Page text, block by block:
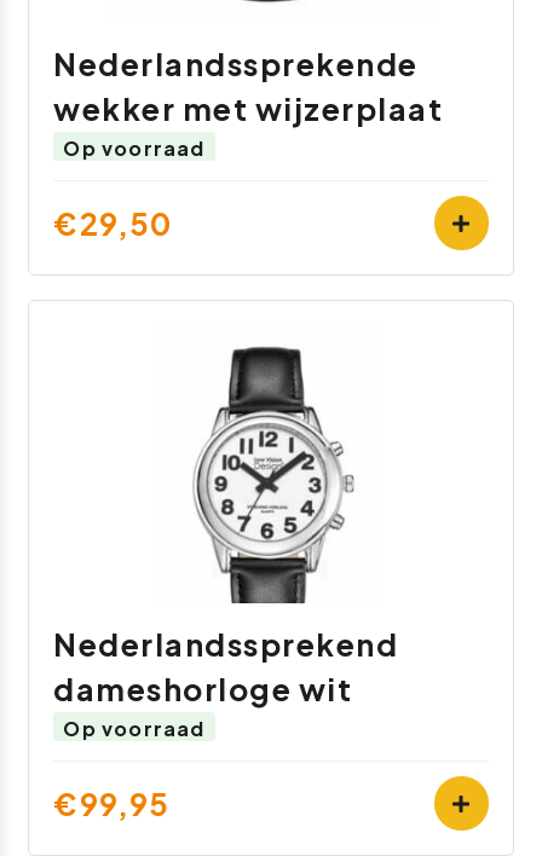
Nederlandssprekende
wekker met wijzerplaat
Op voorraad
€29,50
Nederlandssprekend
dameshorloge wit
Op voorraad
€99,95